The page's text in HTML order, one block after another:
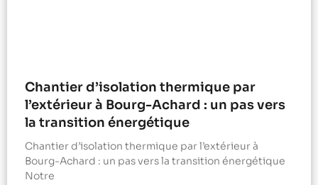
Chantier d’isolation thermique par
l’extérieur à Bourg-Achard : un pas vers
la transition énergétique
Chantier d’isolation thermique par l’extérieur à
Bourg-Achard : un pas vers la transition énergétique
Notre